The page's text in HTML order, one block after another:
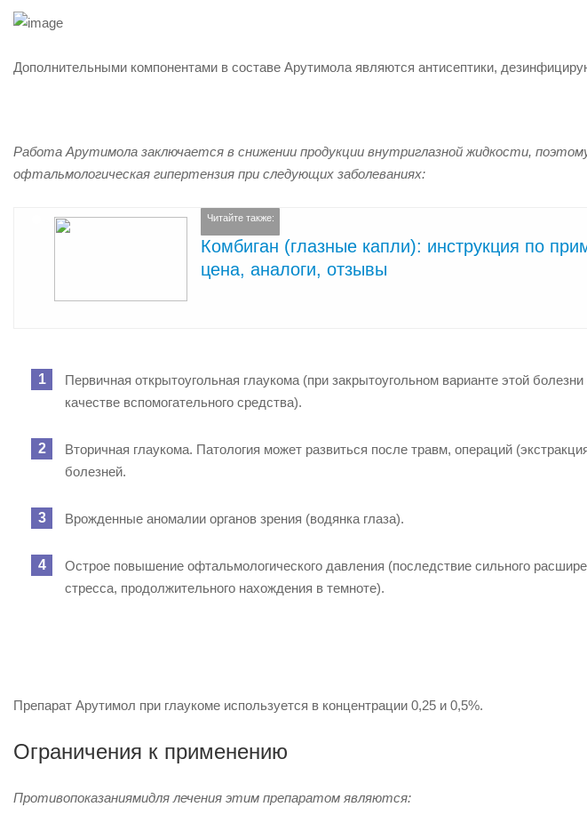
Дополнительными компонентами в составе Арутимола являются антисептики,
Работа Арутимола заключается в снижении продукции внутриглазной жидкости, поэтому
офтальмологическая гипертензия при следующих заболеваниях:
Читайте также:
Комбиган (глазные капли): инструкция по
цена, аналоги, отзывы
Первичная открытоугольная глаукома (при закрытоугольном варианте этой
качестве вспомогательного средства).
Вторичная глаукома. Патология может развиться после травм, операций
болезней.
Врожденные аномалии органов зрения (водянка глаза).
Острое повышение офтальмологического давления (последствие сильного
стресса, продолжительного нахождения в темноте).
Препарат Арутимол при глаукоме используется в концентрации 0,25 и 0,5%.
Ограничения к применению
Противопоказаниямидля лечения этим препаратом являются: